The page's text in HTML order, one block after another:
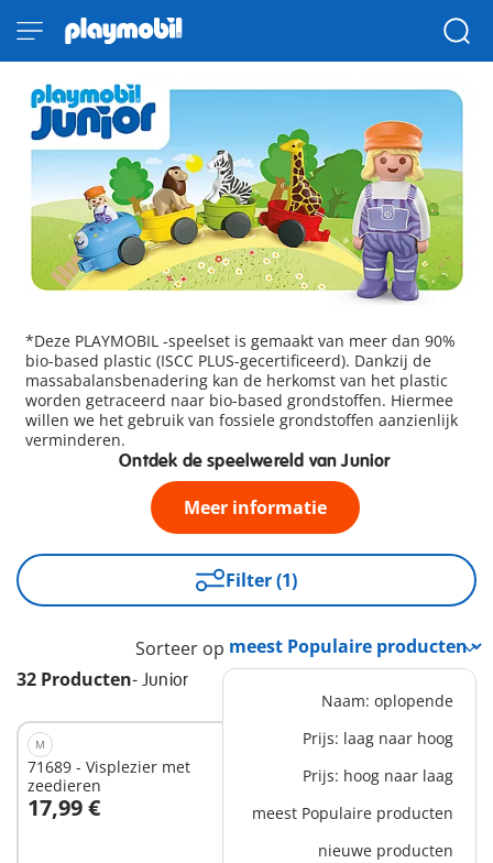
*Deze PLAYMOBIL -speelset is gemaakt van meer dan 90%
bio-based plastic (ISCC PLUS-gecertificeerd). Dankzij de
massabalansbenadering kan de herkomst van het plastic
worden getraceerd naar bio-based grondstoffen. Hiermee
willen we het gebruik van fossiele grondstoffen aanzienlijk
verminderen.
Ontdek de speelwereld van Junior
Meer informatie
Filter (1)
32 Producten- Junior
Sorteer op
Naam: oplopende
Prijs: laag naar hoog
Prijs: hoog naar laag
meest Populaire producten
nieuwe producten
M
71689 - Visplezier met
zeedieren
17,99 €
In winkelwagen
71699 - JUNIOR:
Schommelende slak
8,99 €
In winkelwagen